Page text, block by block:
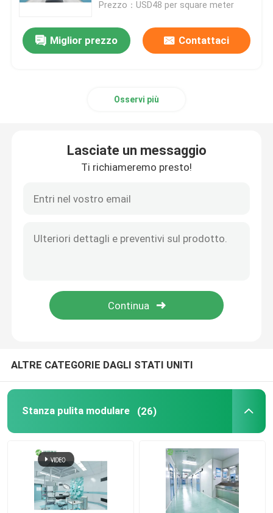
Prezzo：USD48 per square meter
Miglior prezzo Contattaci
Osservi più
Lasciate un messaggio
Ti richiameremo presto!
ALTRE CATEGORIE DAGLI STATI UNITI
Stanza pulita modulare (26)